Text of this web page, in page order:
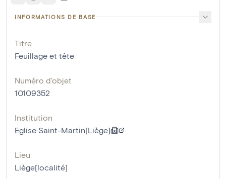
INFORMATIONS DE BASE
Titre
Feuillage et tête
Numéro d'objet
10109352
Institution
Eglise Saint-Martin[Liège]
Lieu
Liège[localité]